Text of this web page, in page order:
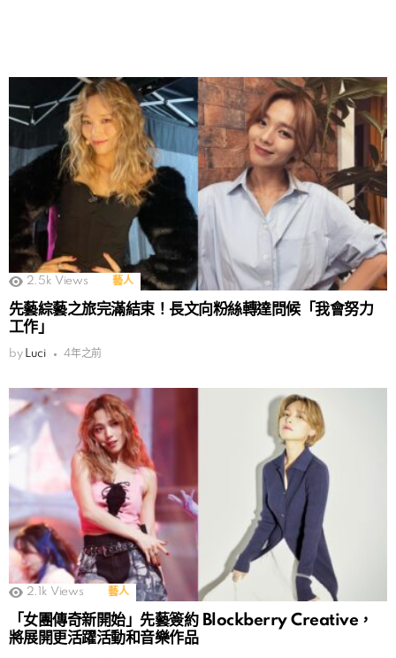
2.5k Views 藝人
先藝綜藝之旅完滿結束！長文向粉絲轉達問候「我會努力
工作」
by Luci 4年之前
2.1k Views 藝人
「女團傳奇新開始」先藝簽約 Blockberry Creative，
將展開更活躍活動和音樂作品